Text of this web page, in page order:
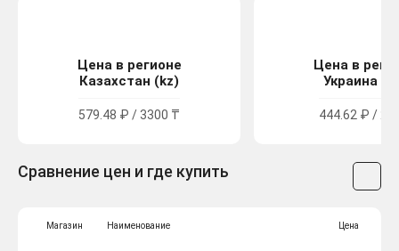
Цена в регионе
Казахстан (kz)
579.48 ₽ / 3300 ₸
Цена в
Украина
444.62 ₽ /
Сравнение цен и где купить
Магазин Наименование Цена